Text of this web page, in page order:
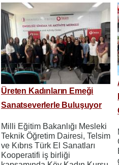
Üreten Kadınların Emeği
Sanatseverlerle Buluşuyor
Milli Eğitim Bakanlığı Mesleki
Teknik Öğretim Dairesi, Telsim
ve Kıbrıs Türk El Sanatları
Kooperatifi iş birliği